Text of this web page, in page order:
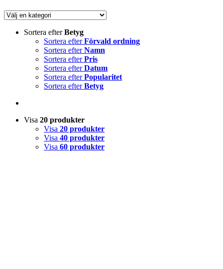
Sortera efterBetyg
Sortera efterFörvald ordning
Sortera efterNamn
Sortera efterPris
Sortera efterDatum
Sortera efterPopularitet
Sortera efterBetyg
Visa 20 produkter
Visa 20 produkter
Visa 40 produkter
Visa 60 produkter